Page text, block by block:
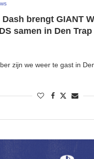
brengt GIANT
samen in Den Trap
zijn we weer te gast in